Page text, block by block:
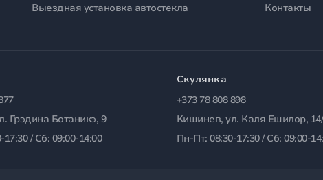
Выездная установка автостекла
Контакты
Грэдина Ботаникэ, 9
/ Сб: 09:00-14:00
Скулянка
+373 78 808 898
Кишинев, ул. Каля Ешилор,
Пн-Пт: 08:30-17:30 / Сб: 09:00-